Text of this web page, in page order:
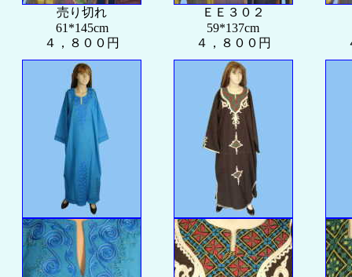
売り切れ
61*145cm
４，８００円
ＥＥ３０２
59*137cm
４，８００円